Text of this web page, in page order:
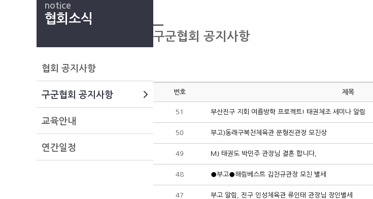
notice
협회소식
협회 공지사항
구군협회 공지사항
교육안내
연간일정
구군협회 공지사항
번호 제목
51 부산진구 지회 여름방학 프로젝트! 태권체조 세미나 알림
50 부고)동래구복천체육관 문형진관장 모친상
49 MJ 태권도 박민주 관장님 결혼 합니다,
48 ●부고●해림베스트 김천규관장 모친 별세
47 부고 알림, 진구 인성체육관 류인태 관장님 장인별세